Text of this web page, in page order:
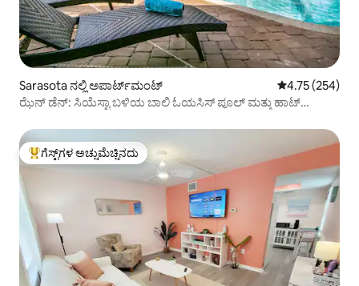
Sarasota ನಲ್ಲಿ ಅಪಾರ್ಟ್‌ಮಂಟ್ 5 ರಲ್ಲಿ 4.75
4.75 (254)
ಝೆನ್ ಡೆನ್: ಸಿಯೆಸ್ಟಾ ಬಳಿಯ ಬಾಲಿ ಓಯಸಿಸ್ ಪೂಲ್ ಮತ್ತು ಹಾಟ್
ಗೆಸ್ಟ್‌ಗಳಿಗೆ ಅತಿ ಹೆಚ್ಚು ಅಚ್ಚುಮೆಚ್ಚಿನದು
ಗೆಸ್ಟ್‌ಗಳ ಅಚ್ಚುಮೆಚ್ಚಿನದು